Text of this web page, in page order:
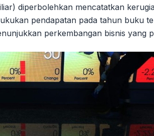
diperbolehkan mencatatkan
pendapatan pada tahun buku
perkembangan bisnis yang